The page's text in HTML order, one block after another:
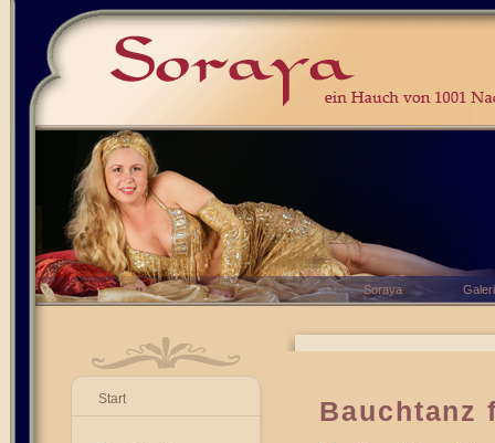
Start Bauchtanz
Soraya